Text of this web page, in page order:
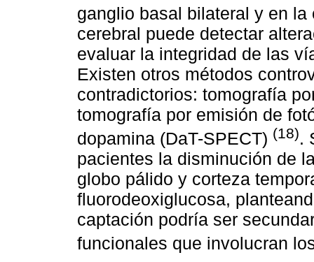
ganglio basal bilateral y en
cerebral puede detectar
evaluar la integridad de las
Existen otros métodos
contradictorios: tomografía
tomografía por emisión de
dopamina (DaT-SPECT) (18).
pacientes la disminución de
globo pálido y corteza
fluorodeoxiglucosa,
captación podría ser
funcionales que involucran